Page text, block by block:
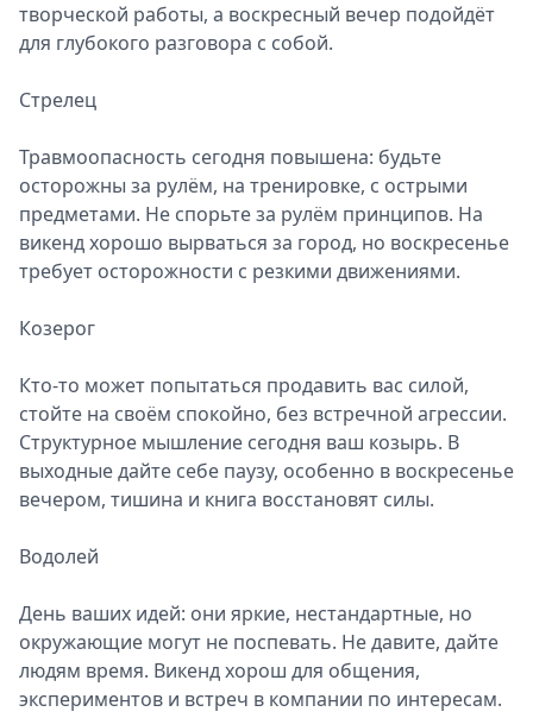
творческой работы, а воскресный вечер подойдёт
для глубокого разговора с собой.
Стрелец
Травмоопасность сегодня повышена: будьте
осторожны за рулём, на тренировке, с острыми
предметами. Не спорьте за рулём принципов. На
викенд хорошо вырваться за город, но воскресенье
требует осторожности с резкими движениями.
Козерог
Кто-то может попытаться продавить вас силой,
стойте на своём спокойно, без встречной агрессии.
Структурное мышление сегодня ваш козырь. В
выходные дайте себе паузу, особенно в воскресенье
вечером, тишина и книга восстановят силы.
Водолей
День ваших идей: они яркие, нестандартные, но
окружающие могут не поспевать. Не давите, дайте
людям время. Викенд хорош для общения,
экспериментов и встреч в компании по интересам.